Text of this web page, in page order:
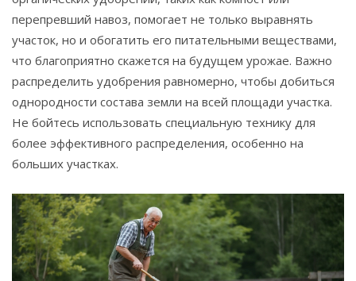
перепревший навоз, помогает не только выравнять
участок, но и обогатить его питательными веществами,
что благоприятно скажется на будущем урожае. Важно
распределить удобрения равномерно, чтобы добиться
однородности состава земли на всей площади участка.
Не бойтесь использовать специальную технику для
более эффективного распределения, особенно на
больших участках.